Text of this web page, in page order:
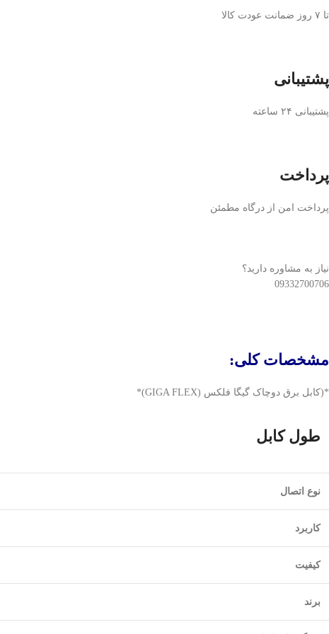
تا ۷ روز ضمانت عودت کالا
پشتیبانی
پشتیبانی ۲۴ ساعته
پرداخت
پرداخت امن از درگاه مطمئن
نیاز به مشاوره دارید؟
09332700706
مشخصات کلی:
*(کابل برق دوچاک گیگا فلکس (GIGA FLEX)*
طول کابل
نوع اتصال
کاربرد
کیفیت
برند